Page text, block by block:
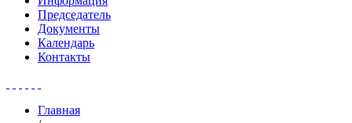
Председатель
Документы
Календарь
Контакты
Главная